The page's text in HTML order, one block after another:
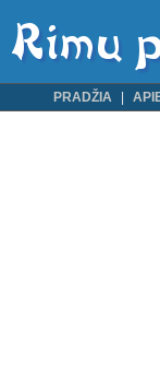
PRADŽIA